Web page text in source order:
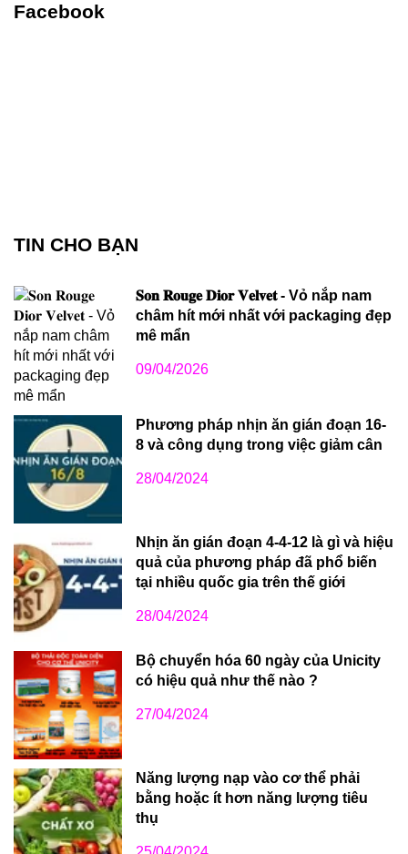
Facebook
TIN CHO BẠN
𝐒𝐨𝐧 𝐑𝐨𝐮𝐠𝐞 𝐃𝐢𝐨𝐫 𝐕𝐞𝐥𝐯𝐞𝐭 - Vỏ nắp nam
châm hít mới nhất với packaging đẹp
mê mẩn
09/04/2026
Phương pháp nhịn ăn gián đoạn 16-
8 và công dụng trong việc giảm cân
28/04/2024
Nhịn ăn gián đoạn 4-4-12 là gì và hiệu
quả của phương pháp đã phổ biến
tại nhiều quốc gia trên thế giới
28/04/2024
Bộ chuyển hóa 60 ngày của Unicity
có hiệu quả như thế nào ?
27/04/2024
Năng lượng nạp vào cơ thể phải
bằng hoặc ít hơn năng lượng tiêu
thụ